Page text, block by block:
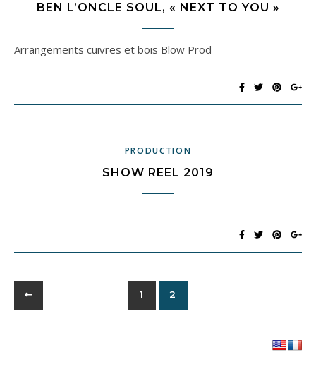
BEN L’ONCLE SOUL, « NEXT TO YOU »
Arrangements cuivres et bois Blow Prod
PRODUCTION
SHOW REEL 2019
1 2